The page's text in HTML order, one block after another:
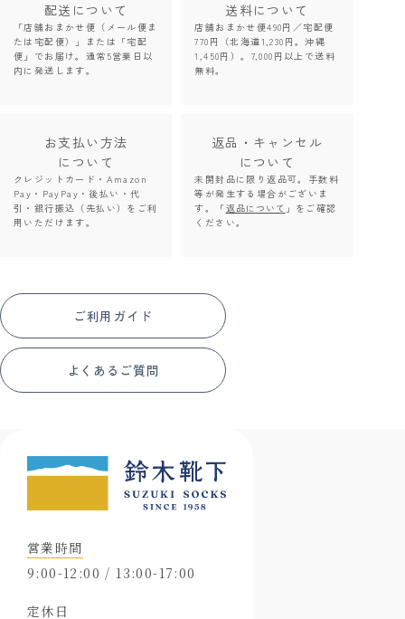
配送について
「店舗おまかせ便（メール便ま
たは宅配便）」または「宅配
便」でお届け。通常5営業日以
内に発送します。
送料について
店舗おまかせ便490円／宅配便
770円（北海道1,230円。沖縄
1,450円）。7,000円以上で送料
無料。
お支払い方法
について
クレジットカード・Amazon
Pay・PayPay・後払い・代
引・銀行振込（先払い）をご利
用いただけます。
返品・キャンセル
について
未開封品に限り返品可。手数料
等が発生する場合がございま
す。「返品について 」をご確認
ください。
ご利用ガイド
よくあるご質問
営業時間
9:00-12:00 / 13:00-17:00
定休日